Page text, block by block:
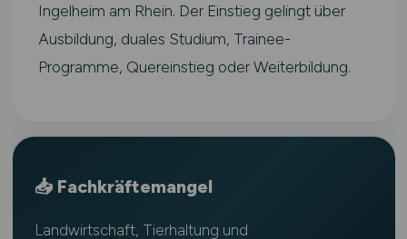
Ingelheim am Rhein. Der Einstieg gelingt über
Ausbildung, duales Studium, Trainee-
Programme, Quereinstieg oder Weiterbildung.
📥 Fachkräftemangel
Landwirtschaft, Tierhaltung und